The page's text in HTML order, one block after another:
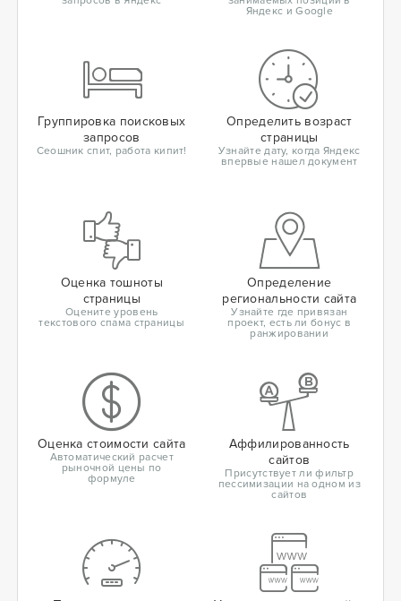
Яндекс и Google
Группировка поисковых
запросов
Сеошник спит, работа кипит!
Определить возраст
страницы
Узнайте дату, когда Яндекс
впервые нашел документ
Оценка тошноты
страницы
Оцените уровень
текстового спама страницы
Определение
региональности сайта
Узнайте где привязан
проект, есть ли бонус в
ранжировании
Оценка стоимости сайта
Автоматический расчет
рыночной цены по
формуле
Аффилированность
сайтов
Присутствует ли фильтр
пессимизации на одном из
сайтов